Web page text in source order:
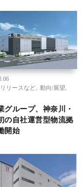
リースなど
動向/展望
グループ、神奈川・
の自社運営型物流拠
開始